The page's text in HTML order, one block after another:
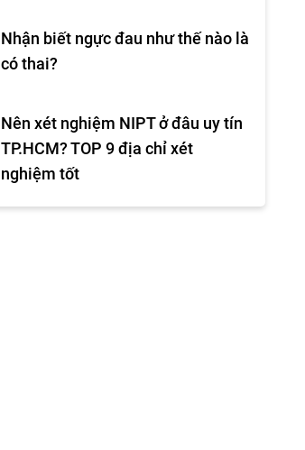
Nhận biết ngực đau như thế nào là
có thai?
Nên xét nghiệm NIPT ở đâu uy tín
TP.HCM? TOP 9 địa chỉ xét
nghiệm tốt